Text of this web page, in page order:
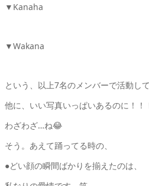
▼Kanaha
▼Wakana
という、以上7名のメンバーで活動し
他に、いい写真いっぱいあるのに！！
わざわざ…ね😂
そう。あえて踊ってる時の、
●どい顔の瞬間ばかりを揃えたのは、